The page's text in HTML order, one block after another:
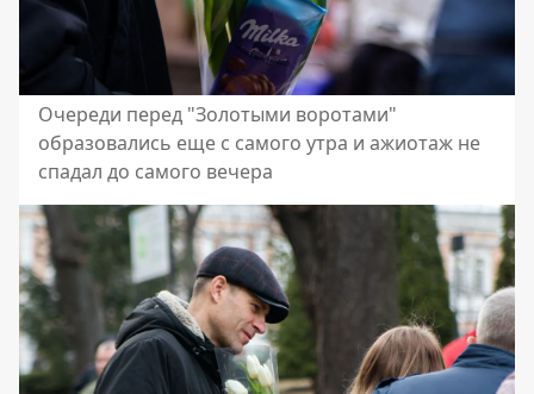
Очереди перед "Золотыми воротами"
образовались еще с самого утра и ажиотаж не
спадал до самого вечера